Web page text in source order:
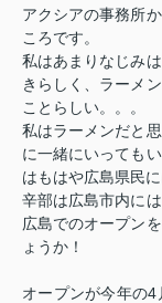
アクシアの事務所
ころです。
私はあまりなじみ
きらしく、ラーメ
ことらしい。。。
私はラーメンだと
に一緒にいっても
はもはや広島県民
辛部は広島市内に
広島でのオープン
ょうか！
オープンが今年の